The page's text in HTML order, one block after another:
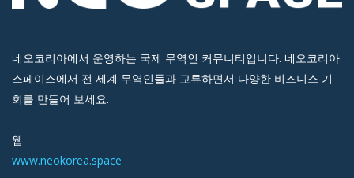
네오코리아에서 운영하는 국제 무역인 커뮤니티입니다. 네오코리아
스페이스에서 전 세계 무역인들과 교류하면서 다양한 비즈니스 기
회를 만들어 보세요.
웹
www.neokorea.space